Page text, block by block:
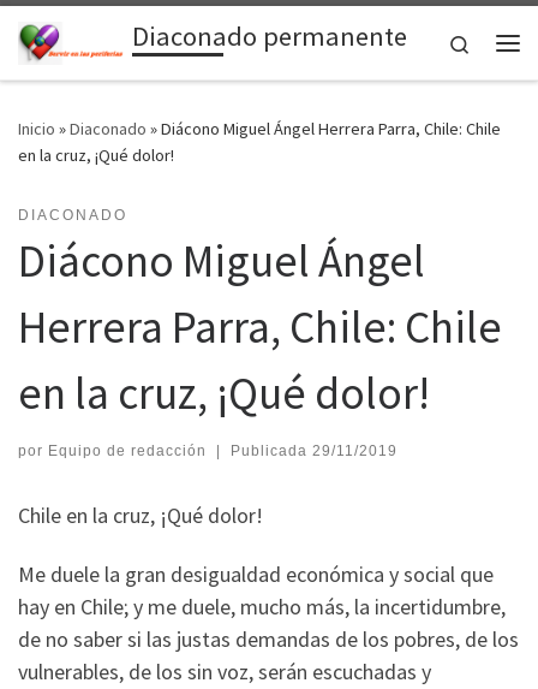
Saltar al contenidoDiaconado permanente
Search
Inicio »Diaconado »Diácono Miguel Ángel Herrera Parra, Chile: Chile
en la cruz, ¡Qué dolor!
DIACONADO
Diácono Miguel Ángel
Herrera Parra, Chile: Chile
en la cruz, ¡Qué dolor!
por Equipo de redacción | Publicada 29/11/2019
Chile en la cruz, ¡Qué dolor!
Me duele la gran desigualdad económica y social que
hay en Chile; y me duele, mucho más, la incertidumbre,
de no saber si las justas demandas de los pobres, de los
vulnerables, de los sin voz, serán escuchadas y